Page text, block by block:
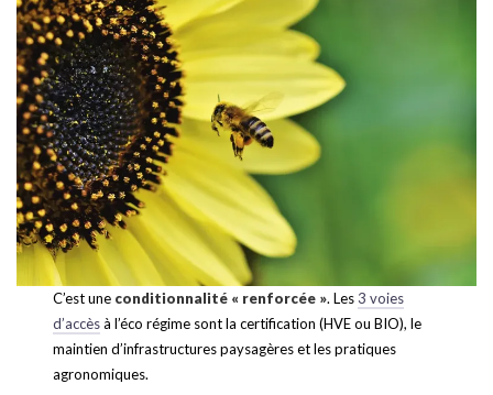
C’est une conditionnalité « renforcée ». Les3 voies
d’accèsà l’éco régime sont la certification (HVE ou BIO), le
maintien d’infrastructures paysagères et les pratiques
agronomiques.